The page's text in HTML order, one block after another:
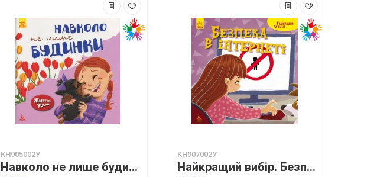
КН905002У
Навколо не лише будинки. Життєві уроки
КН907002У
Найкращий вибір. Безпека в інтернеті